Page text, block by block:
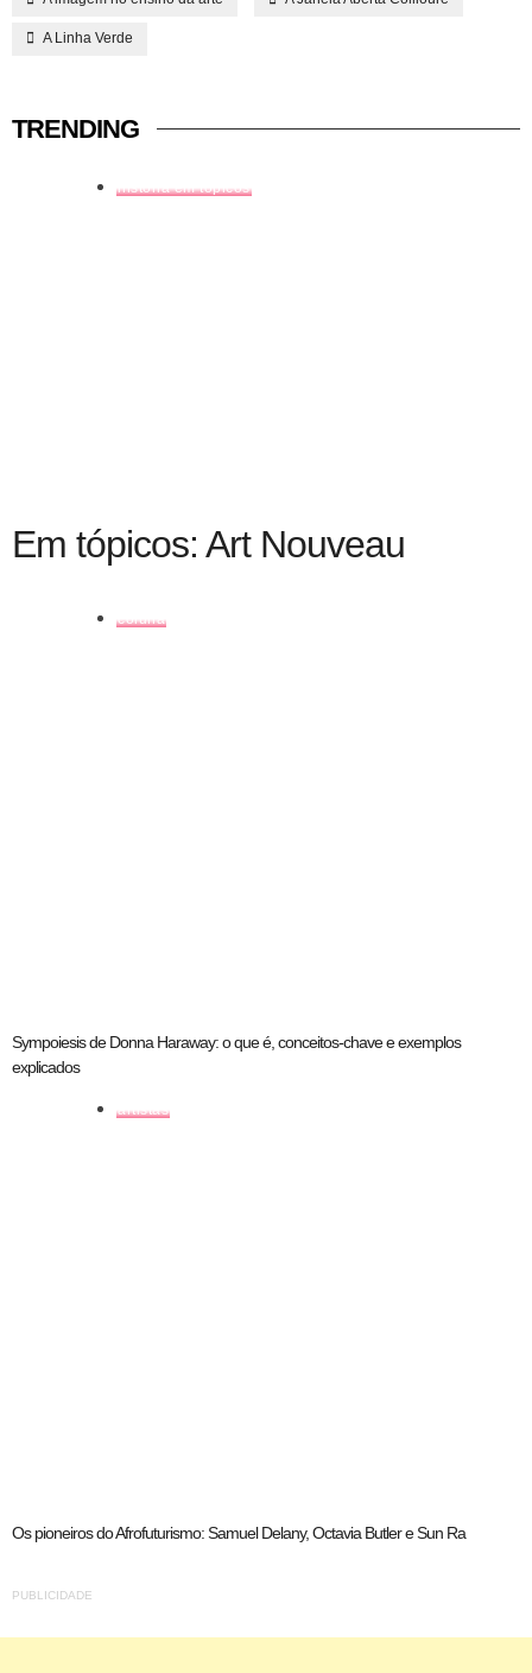
A Linha Verde
TRENDING
história em tópicos
Em tópicos: Art Nouveau
coluna
Sympoiesis de Donna Haraway: o que é, conceitos-chave e exemplos
explicados
artistas
Os pioneiros do Afrofuturismo: Samuel Delany, Octavia Butler e Sun Ra
PUBLICIDADE